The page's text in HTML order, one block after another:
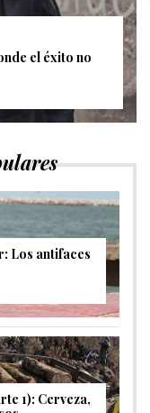
el éxito no
Los antifaces
1): Cerveza,